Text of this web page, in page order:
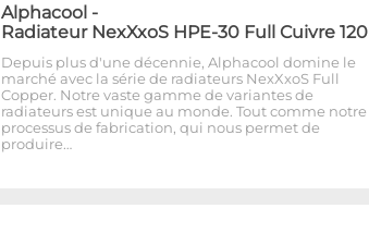
Alphacool -
Radiateur NexXxoS HPE-30 Full Cuivre 120
Depuis plus d'une décennie, Alphacool domine le
marché avec la série de radiateurs NexXxoS Full
Copper. Notre vaste gamme de variantes de
radiateurs est unique au monde. Tout comme notre
processus de fabrication, qui nous permet de
produire…